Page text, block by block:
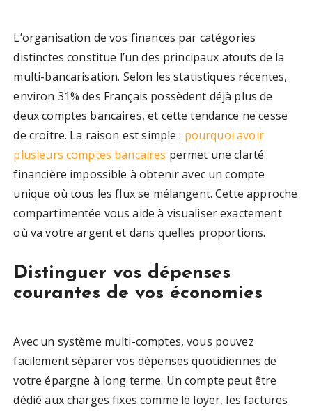
L’organisation de vos finances par catégories
distinctes constitue l’un des principaux atouts de la
multi-bancarisation. Selon les statistiques récentes,
environ 31% des Français possèdent déjà plus de
deux comptes bancaires, et cette tendance ne cesse
de croître. La raison est simple : pourquoi avoir
plusieurs comptes bancaires permet une clarté
financière impossible à obtenir avec un compte
unique où tous les flux se mélangent. Cette approche
compartimentée vous aide à visualiser exactement
où va votre argent et dans quelles proportions.
Distinguer vos dépenses
courantes de vos économies
Avec un système multi-comptes, vous pouvez
facilement séparer vos dépenses quotidiennes de
votre épargne à long terme. Un compte peut être
dédié aux charges fixes comme le loyer, les factures